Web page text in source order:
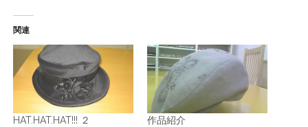
関連
HAT.HAT.HAT!!! ２
作品紹介